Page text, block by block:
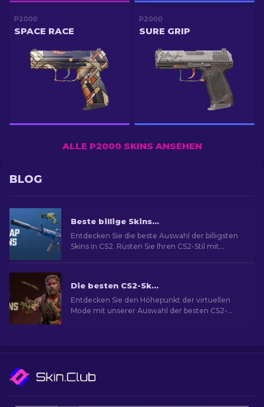
P2000
SPACE RACE
P2000
SURE GRIP
ALLE P2000 SKINS ANSEHEN
BLOG
Beste billige Skins in CS2 [2026]
Entdecken Sie die beste Auswahl der billigsten
Skins in CS2. Rüsten Sie Ihren CS2-Stil mit
Die besten CS2-Skins [2026]
Entdecken Sie den Höhepunkt der virtuellen
Mode mit unserer Auswahl der besten CS2-